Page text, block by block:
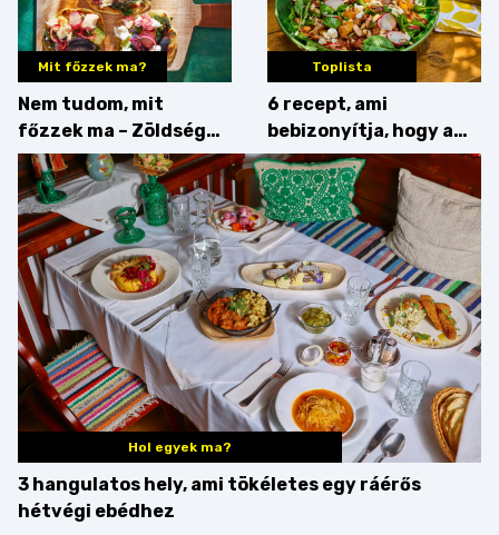
Mit főzzek ma?
Nem tudom, mit
főzzek ma – Zöldség
minden mennyiségben
Toplista
6 recept, ami
bebizonyítja, hogy a
barack húsok mellé is
zseniális
Hol egyek ma?
3 hangulatos hely, ami tökéletes egy ráérős
hétvégi ebédhez